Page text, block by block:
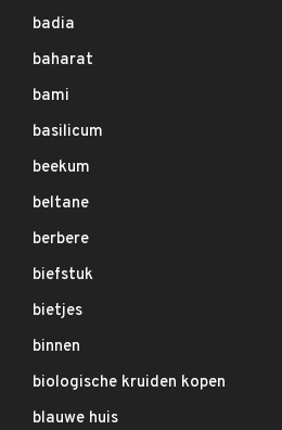
badia
baharat
bami
basilicum
beekum
beltane
berbere
biefstuk
bietjes
binnen
biologische kruiden kopen
blauwe huis